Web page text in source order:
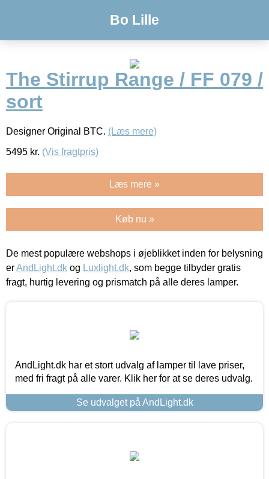
Bo Lille
The Stirrup Range / FF 079 /
sort
Designer Original BTC. (Læs mere)
5495 kr. (Vis fragtpris)
Læs mere »
Køb nu »
De mest populære webshops i øjeblikket inden for belysning
erAndLight.dk og Luxlight.dk, som begge tilbyder gratis
fragt, hurtig levering og prismatch på alle deres lamper.
AndLight.dk har et stort udvalg af lamper til lave priser,
med fri fragt på alle varer. Klik her for at se deres udvalg.
Se udvalget på AndLight.dk